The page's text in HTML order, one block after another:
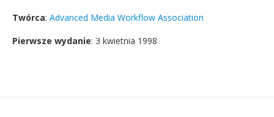
Twórca: Advanced Media Workflow Association
Pierwsze wydanie: 3 kwietnia 1998